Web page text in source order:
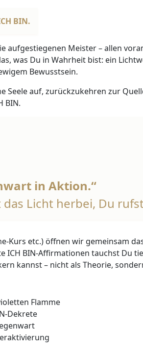
BIN.
aufgestiegenen Meister – allen
was Du in Wahrheit bist: ein
Bewusstsein.
Seele auf, zurückzukehren zur
BIN.
in Aktion.“
das Licht herbei, Du
Kurs etc.) öffnen wir gemeinsam
BIN-Affirmationen tauchst Du
kannst – nicht als Theorie,
Flamme
Dekrete